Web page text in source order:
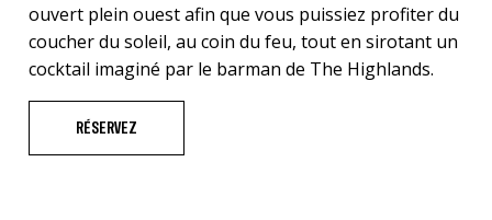
ouvert plein ouest afin que vous puissiez profiter du
coucher du soleil, au coin du feu, tout en sirotant un
cocktail imaginé par le barman de The Highlands.
RÉSERVEZ